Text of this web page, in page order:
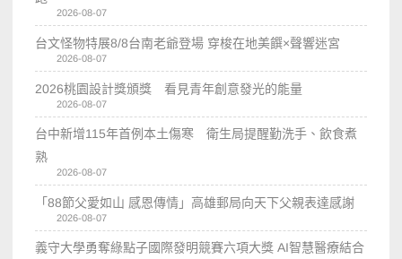
2026-08-07
台文怪物特展8/8台南老爺登場 穿梭在地美饌×聲響迷宮
2026-08-07
2026桃園設計獎頒獎 看見青年創意發光的能量
2026-08-07
台中新增115年首例本土傷寒 衛生局提醒勤洗手、飲食煮
熟
2026-08-07
「88節父愛如山 感恩傳情」高雄郵局向天下父親表達感謝
2026-08-07
義守大學勇奪綠點子國際發明競賽六項大獎 AI智慧醫療結合